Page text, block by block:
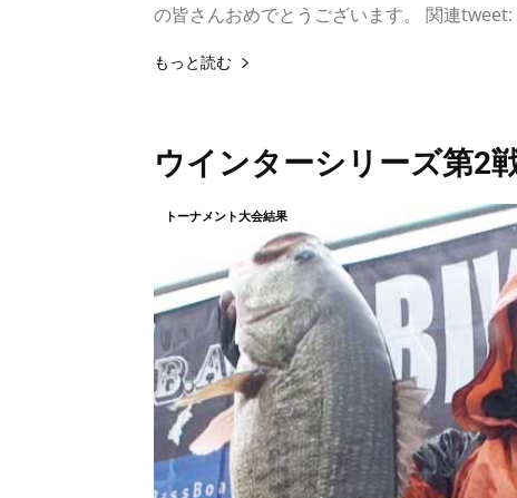
の皆さんおめでとうございます。 関連tweet:
もっと読む
ウインターシリーズ第2
トーナメント大会結果